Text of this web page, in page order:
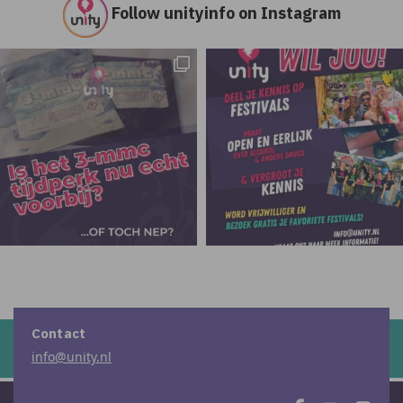
Follow unityinfo on Instagram
Contact
info@unity.nl